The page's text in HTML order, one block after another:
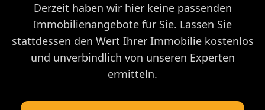
Derzeit haben wir hier keine passenden
Immobilienangebote für Sie. Lassen Sie
stattdessen den Wert Ihrer Immobilie kostenlos
und unverbindlich von unseren Experten
ermitteln.